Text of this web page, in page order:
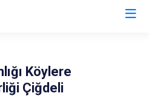
Köylere
Çiğdeli